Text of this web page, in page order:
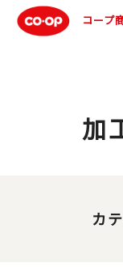
コープ
加
カ